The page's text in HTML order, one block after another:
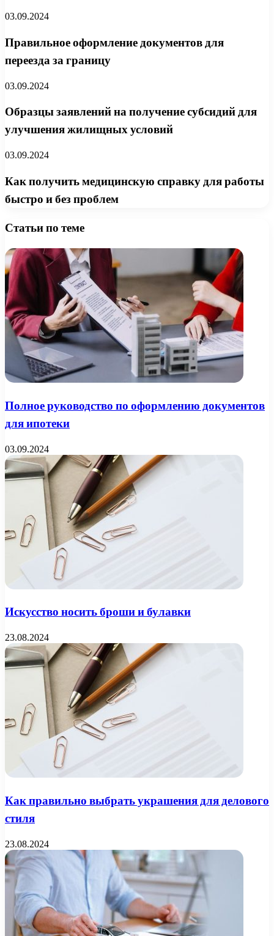
03.09.2024
Правильное оформление документов для
переезда за границу
03.09.2024
Образцы заявлений на получение субсидий для
улучшения жилищных условий
03.09.2024
Как получить медицинскую справку для работы
быстро и без проблем
Статьи по теме
Полное руководство по оформлению документов
для ипотеки
03.09.2024
Искусство носить броши и булавки
23.08.2024
Как правильно выбрать украшения для делового
стиля
23.08.2024